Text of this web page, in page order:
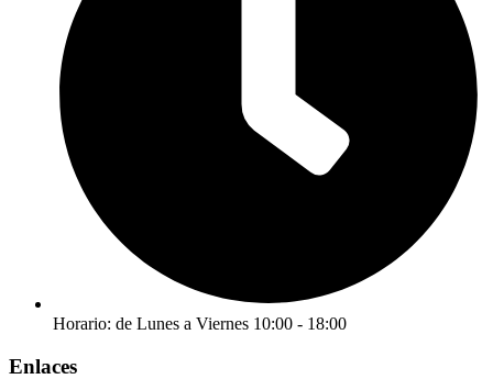
Horario: de Lunes a Viernes 10:00 - 18:00
Enlaces